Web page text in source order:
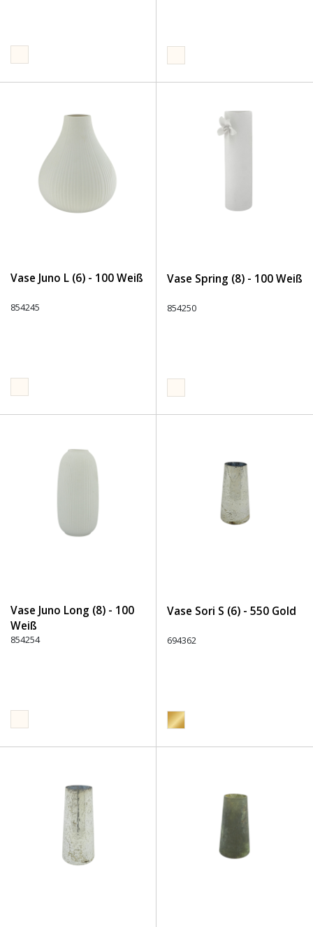
Vase Juno L (6) - 100 Weiß
854245
Vase Spring (8) - 100 Weiß
854250
Vase Juno Long (8) - 100
Weiß
854254
Vase Sori S (6) - 550 Gold
694362